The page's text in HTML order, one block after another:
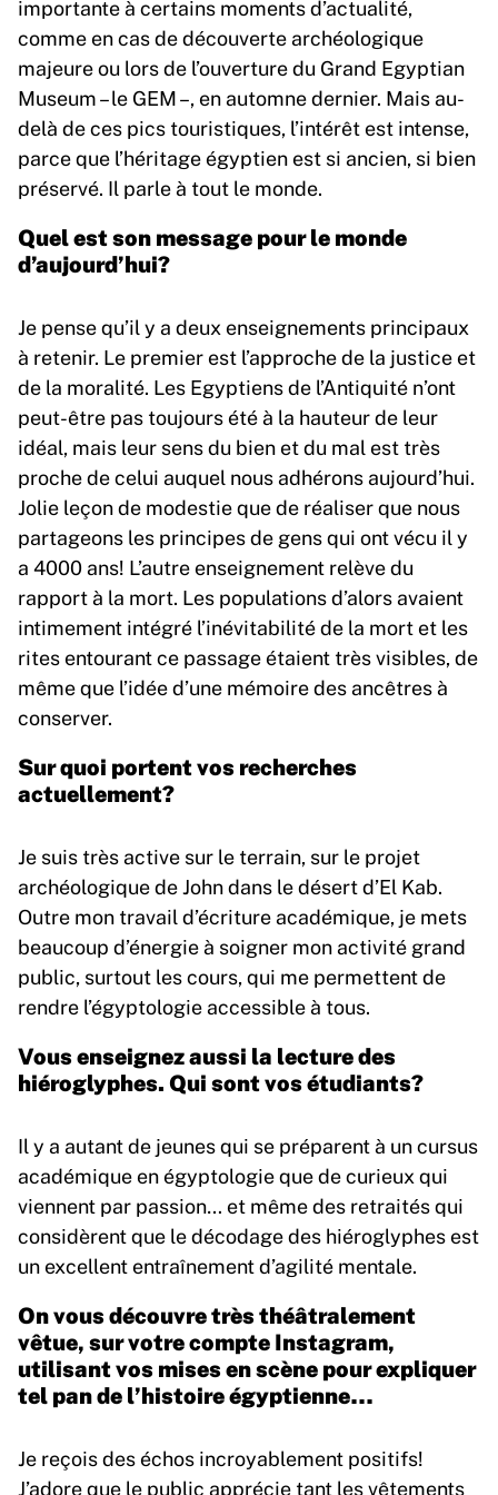
importante à certains moments d’actualité,
comme en cas de découverte archéologique
majeure ou lors de l’ouverture du Grand Egyptian
Museum – le GEM –, en automne dernier. Mais au-
delà de ces pics touristiques, l’intérêt est intense,
parce que l’héritage égyptien est si ancien, si bien
préservé. Il parle à tout le monde.
Quel est son message pour le monde
d’aujourd’hui?
Je pense qu’il y a deux enseignements principaux
à retenir. Le premier est l’approche de la justice et
de la moralité. Les Egyptiens de l’Antiquité n’ont
peut-être pas toujours été à la hauteur de leur
idéal, mais leur sens du bien et du mal est très
proche de celui auquel nous adhérons aujourd’hui.
Jolie leçon de modestie que de réaliser que nous
partageons les principes de gens qui ont vécu il y
a 4000 ans! L’autre enseignement relève du
rapport à la mort. Les populations d’alors avaient
intimement intégré l’inévitabilité de la mort et les
rites entourant ce passage étaient très visibles, de
même que l’idée d’une mémoire des ancêtres à
conserver.
Sur quoi portent vos recherches
actuellement?
Je suis très active sur le terrain, sur le projet
archéologique de John dans le désert d’El Kab.
Outre mon travail d’écriture académique, je mets
beaucoup d’énergie à soigner mon activité grand
public, surtout les cours, qui me permettent de
rendre l’égyptologie accessible à tous.
Vous enseignez aussi la lecture des
hiéroglyphes. Qui sont vos étudiants?
Il y a autant de jeunes qui se préparent à un cursus
académique en égyptologie que de curieux qui
viennent par passion… et même des retraités qui
considèrent que le décodage des hiéroglyphes est
un excellent entraînement d’agilité mentale.
On vous découvre très théâtralement
vêtue, sur votre compte Instagram,
utilisant vos mises en scène pour expliquer
tel pan de l’histoire égyptienne…
Je reçois des échos incroyablement positifs!
J’adore que le public apprécie tant les vêtements